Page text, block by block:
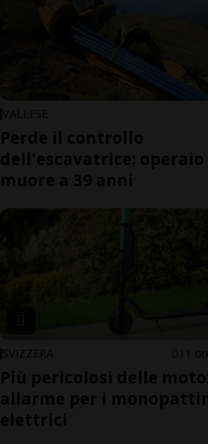
VALLESE
Perde il controllo
dell'escavatrice: operaio
muore a 39 anni
SVIZZERA 11
Più pericolosi delle
allarme per i
elettrici